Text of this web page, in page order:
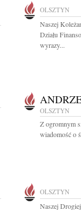
OLSZTYN
Naszej
Działu
wyrazy...
OLSZTYN
Z ogromnym
wiadomość o
OLSZTYN
Naszej